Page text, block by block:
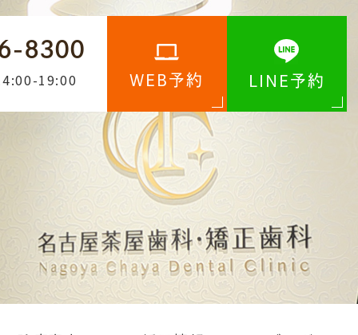
8300
19:00 WEB予約 LINE予約